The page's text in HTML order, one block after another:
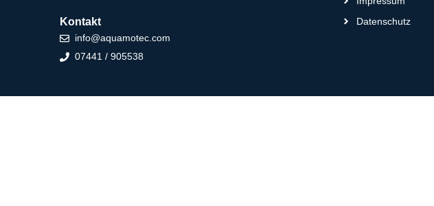
Kontakt
info@aquamotec.com
07441 / 905538
Datenschutz